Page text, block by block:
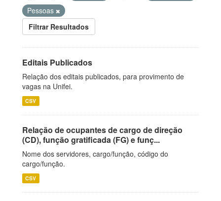
Pessoas
Filtrar Resultados
Editais Publicados
Relação dos editais publicados, para provimento de
vagas na Unifei.
CSV
Relação de ocupantes de cargo de direção
(CD), função gratificada (FG) e funç...
Nome dos servidores, cargo/função, código do
cargo/função.
CSV